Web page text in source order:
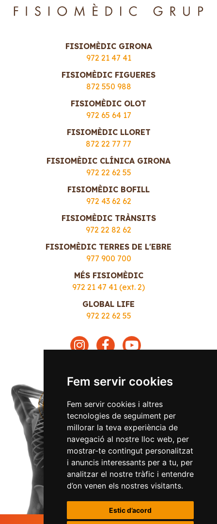
Fem servir cookies
Fem servir cookies i altres
tecnologies de seguiment per
millorar la teva experiència de
navegació al nostre lloc web, per
mostrar-te contingut personalitzat
i anuncis interessants per a tu, per
analitzar el nostre tràfic i entendre
d’on venen els nostres visitants.
Estic d’acord
FISIOMÈDIC GIRONA
972 21 47 41
FISIOMÈDIC FIGUERES
872 550 988
FISIOMÈDIC OLOT
972 65 64 17
FISIOMÈDIC LLORET
872 22 77 77
FISIOMÈDIC CLÍNICA GIRONA
972 22 62 55
FISIOMÈDIC BOFILL
972 43 62 62
FISIOMÈDIC TRÀNSITS
972 22 82 62
FISIOMÈDIC TERRES DE L'EBRE
977 900 700
MÉS FISIOMÈDIC
972 21 47 41 (ext. 2)
GLOBAL LIFE
972 22 62 55